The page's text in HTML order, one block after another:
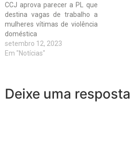
CCJ aprova parecer a PL que
destina vagas de trabalho a
mulheres vítimas de violência
doméstica
setembro 12, 2023
Em "Notícias"
Deixe uma resposta